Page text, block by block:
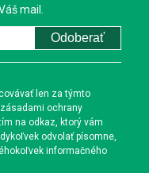
mail.
Odoberať
len za týmto
ochrany
na odkaz, ktorý vám
odvolať písomne,
informačného